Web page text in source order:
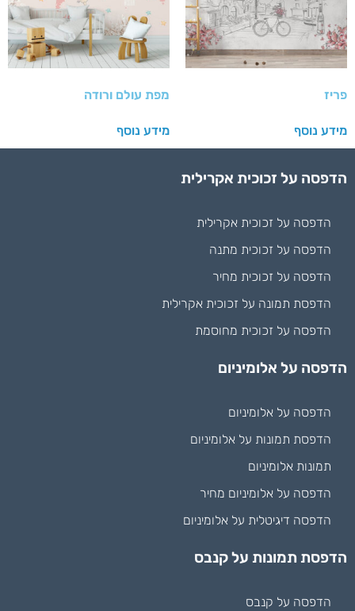
פריז
מידע נוסף
מפת עולם ורודה
מידע נוסף
הדפסה על זכוכית אקרילית
הדפסה על זכוכית אקרילית
הדפסה על זכוכית מתנה
הדפסה על זכוכית מחיר
הדפסת תמונה על זכוכית אקרילית
הדפסה על זכוכית מחוסמת
הדפסה על אלומיניום
הדפסה על אלומיניום
הדפסת תמונות על אלומיניום
תמונות אלומיניום
הדפסה על אלומיניום מחיר
הדפסה דיגיטלית על אלומיניום
הדפסת תמונות על קנבס
הדפסה על קנבס